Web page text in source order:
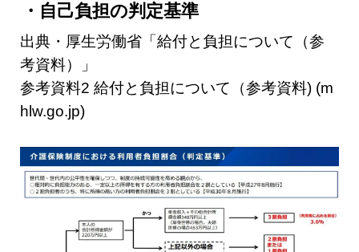
自己負担の判定基準
出典・厚生労働省「給付と負担について（参
考資料）」
参考資料2 給付と負担について（参考資料) (m
hlw.go.jp)